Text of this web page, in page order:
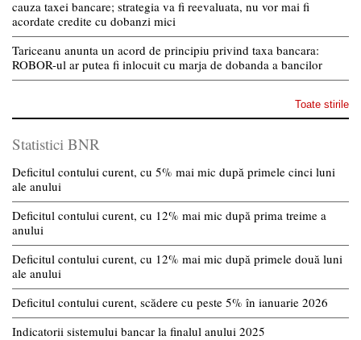
cauza taxei bancare; strategia va fi reevaluata, nu vor mai fi
acordate credite cu dobanzi mici
Tariceanu anunta un acord de principiu privind taxa bancara:
ROBOR-ul ar putea fi inlocuit cu marja de dobanda a bancilor
Toate stirile
Statistici BNR
Deficitul contului curent, cu 5% mai mic după primele cinci luni
ale anului
Deficitul contului curent, cu 12% mai mic după prima treime a
anului
Deficitul contului curent, cu 12% mai mic după primele două luni
ale anului
Deficitul contului curent, scădere cu peste 5% în ianuarie 2026
Indicatorii sistemului bancar la finalul anului 2025